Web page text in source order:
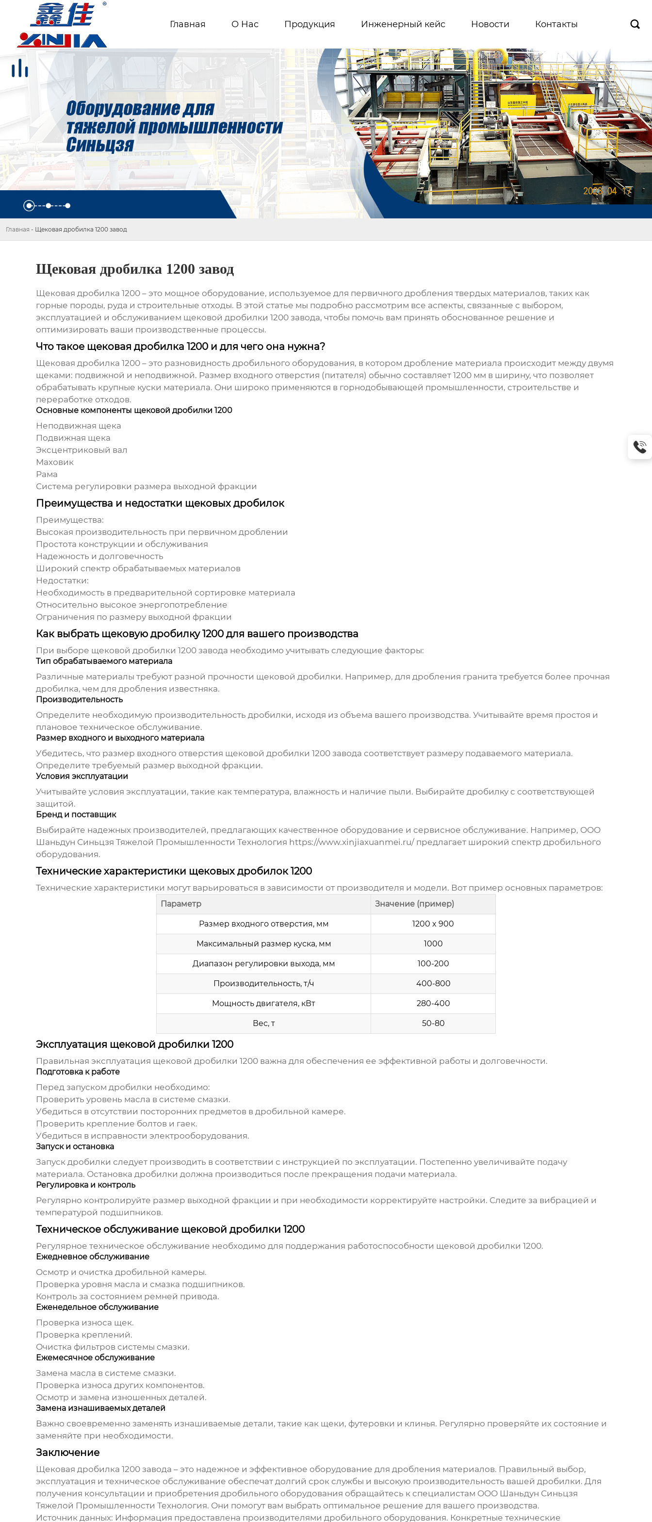
Главная О Hас Продукция Инженерный кейс Новости Контакты 
Главная - Щековая дробилка 1200 завод
Щековая дробилка 1200 завод
Щековая дробилка 1200 – это мощное оборудование, используемое для первичного дробления твердых материалов, таких как
горные породы, руда и строительные отходы. В этой статье мы подробно рассмотрим все аспекты, связанные с выбором,
эксплуатацией и обслуживанием щековой дробилки 1200 завода, чтобы помочь вам принять обоснованное решение и
оптимизировать ваши производственные процессы.
Что такое щековая дробилка 1200 и для чего она нужна?
Щековая дробилка 1200– это разновидность дробильного оборудования, в котором дробление материала происходит между двумя
щеками: подвижной и неподвижной. Размер входного отверстия (питателя) обычно составляет 1200 мм в ширину, что позволяет
обрабатывать крупные куски материала. Они широко применяются в горнодобывающей промышленности, строительстве и
переработке отходов.
Основные компоненты щековой дробилки 1200
Неподвижная щека
Подвижная щека
Эксцентриковый вал
Маховик
Рама
Система регулировки размера выходной фракции
Преимущества и недостатки щековых дробилок
Преимущества:
Высокая производительность при первичном дроблении
Простота конструкции и обслуживания
Надежность и долговечность
Широкий спектр обрабатываемых материалов
Недостатки:
Необходимость в предварительной сортировке материала
Относительно высокое энергопотребление
Ограничения по размеру выходной фракции
Как выбрать щековую дробилку 1200 для вашего производства
При выборе щековой дробилки 1200 завода необходимо учитывать следующие факторы:
Тип обрабатываемого материала
Различные материалы требуют разной прочности щековой дробилки. Например, для дробления гранита требуется более прочная
дробилка, чем для дробления известняка.
Производительность
Определите необходимую производительность дробилки, исходя из объема вашего производства. Учитывайте время простоя и
плановое техническое обслуживание.
Размер входного и выходного материала
Убедитесь, что размер входного отверстия щековой дробилки 1200 завода соответствует размеру подаваемого материала.
Определите требуемый размер выходной фракции.
Условия эксплуатации
Учитывайте условия эксплуатации, такие как температура, влажность и наличие пыли. Выбирайте дробилку с соответствующей
защитой.
Бренд и поставщик
Выбирайте надежных производителей, предлагающих качественное оборудование и сервисное обслуживание. Например, ООО
Шаньдун Синьцзя Тяжелой Промышленности Технология https://www.xinjiaxuanmei.ru/предлагает широкий спектр дробильного
оборудования.
Технические характеристики щековых дробилок 1200
Технические характеристики могут варьироваться в зависимости от производителя и модели. Вот пример основных параметров:
Параметр Значение (пример)
Размер входного отверстия, мм 1200 x 900
Максимальный размер куска, мм 1000
Диапазон регулировки выхода, мм 100-200
Производительность, т/ч 400-800
Мощность двигателя, кВт 280-400
Вес, т 50-80
Эксплуатация щековой дробилки 1200
Правильная эксплуатация щековой дробилки 1200важна для обеспечения ее эффективной работы и долговечности.
Подготовка к работе
Перед запуском дробилки необходимо:
Проверить уровень масла в системе смазки.
Убедиться в отсутствии посторонних предметов в дробильной камере.
Проверить крепление болтов и гаек.
Убедиться в исправности электрооборудования.
Запуск и остановка
Запуск дробилки следует производить в соответствии с инструкцией по эксплуатации. Постепенно увеличивайте подачу
материала. Остановка дробилки должна производиться после прекращения подачи материала.
Регулировка и контроль
Регулярно контролируйте размер выходной фракции и при необходимости корректируйте настройки. Следите за вибрацией и
температурой подшипников.
Техническое обслуживание щековой дробилки 1200
Регулярное техническое обслуживание необходимо для поддержания работоспособности щековой дробилки 1200.
Ежедневное обслуживание
Осмотр и очистка дробильной камеры.
Проверка уровня масла и смазка подшипников.
Контроль за состоянием ремней привода.
Еженедельное обслуживание
Проверка износа щек.
Проверка креплений.
Очистка фильтров системы смазки.
Ежемесячное обслуживание
Замена масла в системе смазки.
Проверка износа других компонентов.
Осмотр и замена изношенных деталей.
Замена изнашиваемых деталей
Важно своевременно заменять изнашиваемые детали, такие как щеки, футеровки и клинья. Регулярно проверяйте их состояние и
заменяйте при необходимости.
Заключение
Щековая дробилка 1200 завода – это надежное и эффективное оборудование для дробления материалов. Правильный выбор,
эксплуатация и техническое обслуживание обеспечат долгий срок службы и высокую производительность вашей дробилки. Для
получения консультации и приобретения дробильного оборудования обращайтесь к специалистам ООО Шаньдун Синьцзя
Тяжелой Промышленности Технология. Они помогут вам выбрать оптимальное решение для вашего производства.
Источник данных: Информация предоставлена производителями дробильного оборудования. Конкретные технические